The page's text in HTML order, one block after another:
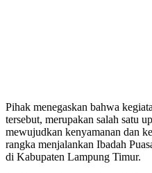
Pihak menegaskan bahwa
tersebut, merupakan salah satu
mewujudkan kenyamanan dan
rangka menjalankan Ibadah
di Kabupaten Lampung Timur.